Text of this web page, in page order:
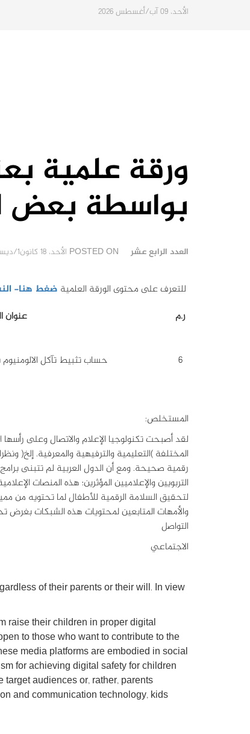
الأحد، 09 آب/أغسطس 2026
ورقة علمية
بواسطة بعض
العدد الرابع عشر POSTED ON الأحد، 18 كانون1/ديسمبر 2022 15:30
للتعرف على محتوى الورقة العلمية ضغط هنا-
ر.م
عنوان
6 حساب تثبيط تآكل
المستخلص:
لقد أصبحت تكنولوجيا الإعلام والاتصال وعلى
المختلفة )التعليمية والترفيهية والمعرفية. إلخ(
رقمية صحيحة. ومع أن الدول العربية لم تتبنى
التربويين والإعلاميين المؤثرين؛ هذه المنصات
لتحقيق السلامة الرقمية للأطفال لما تحتويه من
والأمهات المتابعين لمحتويات هذه الشبكات بغرض
التواصل
الاجتماعي
of their parents or their will. In view
raise their children in proper digital
to those who want to contribute to the
media platforms are embodied in social
for achieving digital safety for children
audiences or, rather, parents
and communication technology, kids